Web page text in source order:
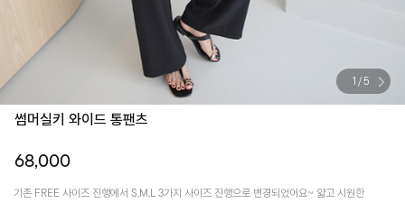
/ 5
썸머실키 와이드 통팬츠
68,000
기존 FREE 사이즈 진행에서 S,M,L 3가지 사이즈 진행으로 변경되었어요~ 얇고 시원한